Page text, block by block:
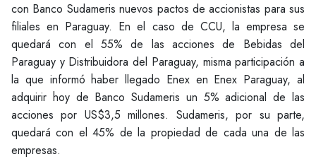
con Banco Sudameris nuevos pactos de accionistas para sus
filiales en Paraguay. En el caso de CCU, la empresa se
quedará con el 55% de las acciones de Bebidas del
Paraguay y Distribuidora del Paraguay, misma participación a
la que informó haber llegado Enex en Enex Paraguay, al
adquirir hoy de Banco Sudameris un 5% adicional de las
acciones por US$3,5 millones. Sudameris, por su parte,
quedará con el 45% de la propiedad de cada una de las
empresas.